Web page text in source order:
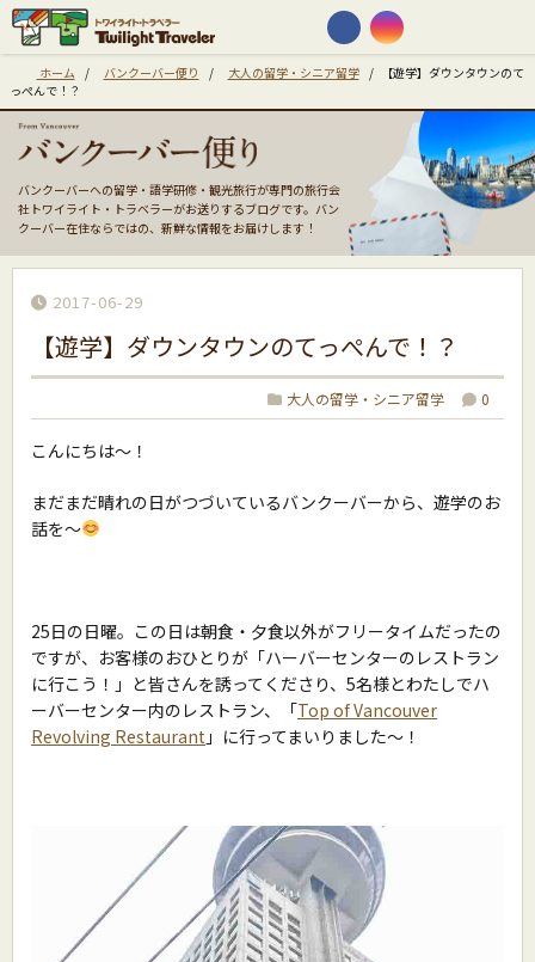
ホーム / バンクーバー便り / 大人の留学・シニア留学 /
【遊学】ダウンタウンのて
っぺんで！？
バンクーバーへの留学・語学研修・観光旅行が専門の旅行会
社トワイライト・トラベラーがお送りするブログです。バン
クーバー在住ならではの、新鮮な情報をお届けします！
2017-06-29
【遊学】ダウンタウンのてっぺんで！？
大人の留学・シニア留学 0
こんにちは〜！
まだまだ晴れの日がつづいているバンクーバーから、遊学のお
話を〜
25日の日曜。この日は朝食・夕食以外がフリータイムだったの
ですが、お客様のおひとりが「ハーバーセンターのレストラン
に行こう！」と皆さんを誘ってくださり、5名様とわたしでハ
ーバーセンター内のレストラン、「Top of Vancouver
Revolving Restaurant 」に行ってまいりました〜！